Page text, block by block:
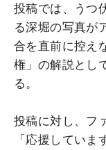
投稿では、うつ
る深堀の写真が
合を直前に控え
権」の解説とし
る。
投稿に対し、フ
「応援してい